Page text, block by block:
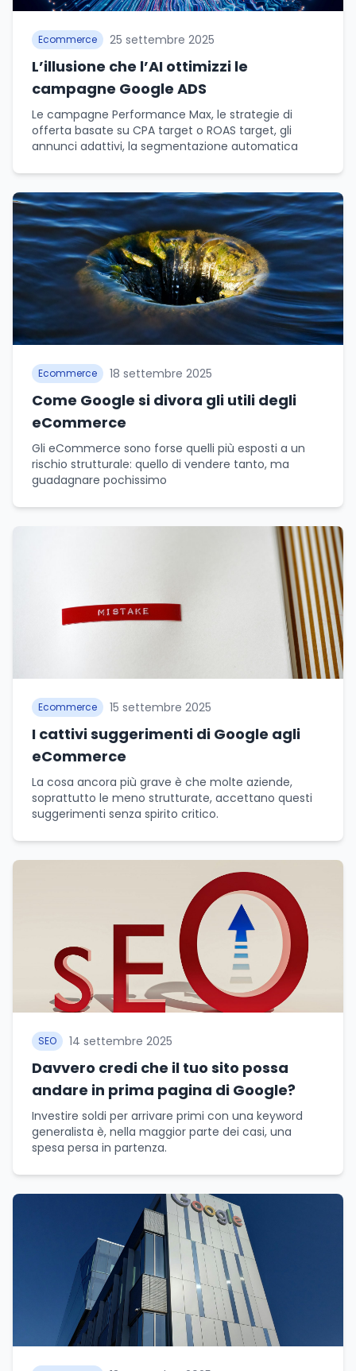
Ecommerce 25 settembre 2025
L’illusione che l’AI ottimizzi le
campagne Google ADS
Le campagne Performance Max, le strategie di
offerta basate su CPA target o ROAS target, gli
annunci adattivi, la segmentazione automatica
Ecommerce 18 settembre 2025
Come Google si divora gli utili degli
eCommerce
Gli eCommerce sono forse quelli più esposti a un
rischio strutturale: quello di vendere tanto, ma
guadagnare pochissimo
Ecommerce 15 settembre 2025
I cattivi suggerimenti di Google agli
eCommerce
La cosa ancora più grave è che molte aziende,
soprattutto le meno strutturate, accettano questi
suggerimenti senza spirito critico.
SEO 14 settembre 2025
Davvero credi che il tuo sito possa
andare in prima pagina di Google?
Investire soldi per arrivare primi con una keyword
generalista è, nella maggior parte dei casi, una
spesa persa in partenza.